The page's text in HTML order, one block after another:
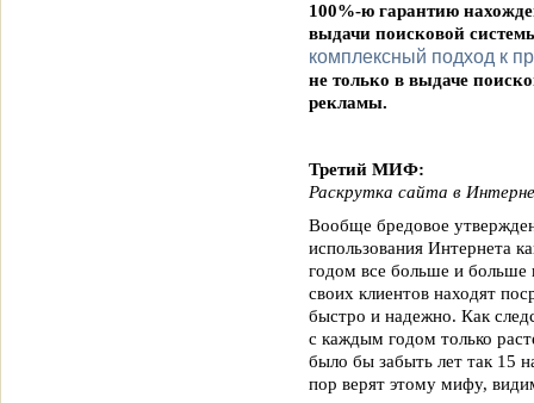
100%-ю гарантию
выдачи поисковой
комплексный подход к
не только в выдаче
рекламы.
Третий МИФ:
Раскрутка сайта в
Вообще бредовое
использования Интернета
годом все больше и больше
своих клиентов находят
быстро и надежно. Как
с каждым годом только
было бы забыть лет так 15
пор верят этому мифу,